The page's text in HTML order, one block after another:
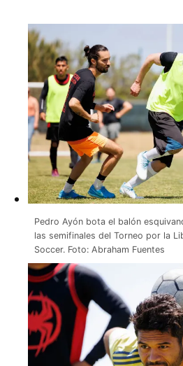
Pedro Ayón bota el balón
las semifinales del Torneo por la
Soccer. Foto: Abraham Fuentes